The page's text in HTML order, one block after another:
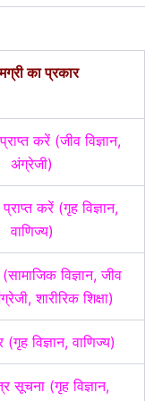
का प्रकार
करें (जीव विज्ञान,
अंग्रेजी)
करें (गृह विज्ञान,
वाणिज्य)
विज्ञान, जीव
शारीरिक शिक्षा)
विज्ञान, वाणिज्य)
सूचना (गृह विज्ञान,